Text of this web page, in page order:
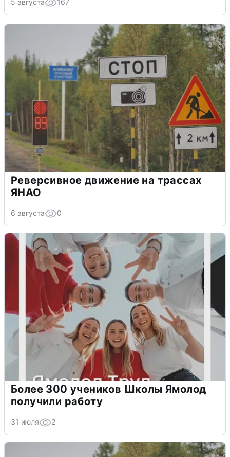
5 августа 167
Реверсивное движение на трассах
ЯНАО
6 августа 0
Более 300 учеников Школы Ямолод
получили работу
31 июля 2